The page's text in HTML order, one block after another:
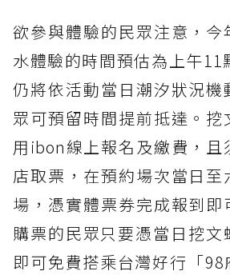
欲參與體驗的民眾注意，今
水體驗的時間預估為上午11
仍將依活動當日潮汐狀況機
眾可預留時間提前抵達。挖
用ibon線上報名及繳費，且
店取票，在預約場次當日
場，憑實體票券完成報到即
購票的民眾只要憑當日挖文
即可免費搭乘台灣好行「98